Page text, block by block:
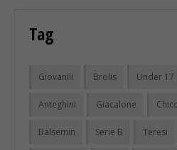
Tag
Giovanili Brolis Under 17
Anteghini Giacalone
Balsemin Serie B Teresi